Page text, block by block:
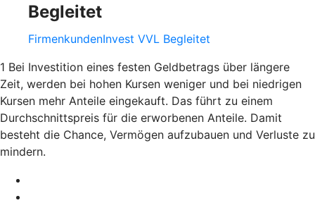
Begleitet
FirmenkundenInvest VVL Begleitet
1 Bei Investition eines festen Geldbetrags über längere
Zeit, werden bei hohen Kursen weniger und bei niedrigen
Kursen mehr Anteile eingekauft. Das führt zu einem
Durchschnittspreis für die erworbenen Anteile. Damit
besteht die Chance, Vermögen aufzubauen und Verluste zu
mindern.